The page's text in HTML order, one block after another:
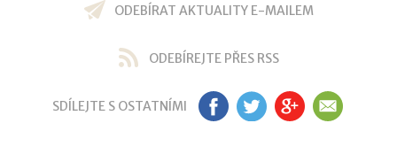
ODEBÍRAT AKTUALITY E-MAILEM
ODEBÍREJTE PŘES RSS
SDÍLEJTE S OSTATNÍMI FB TW GP EM